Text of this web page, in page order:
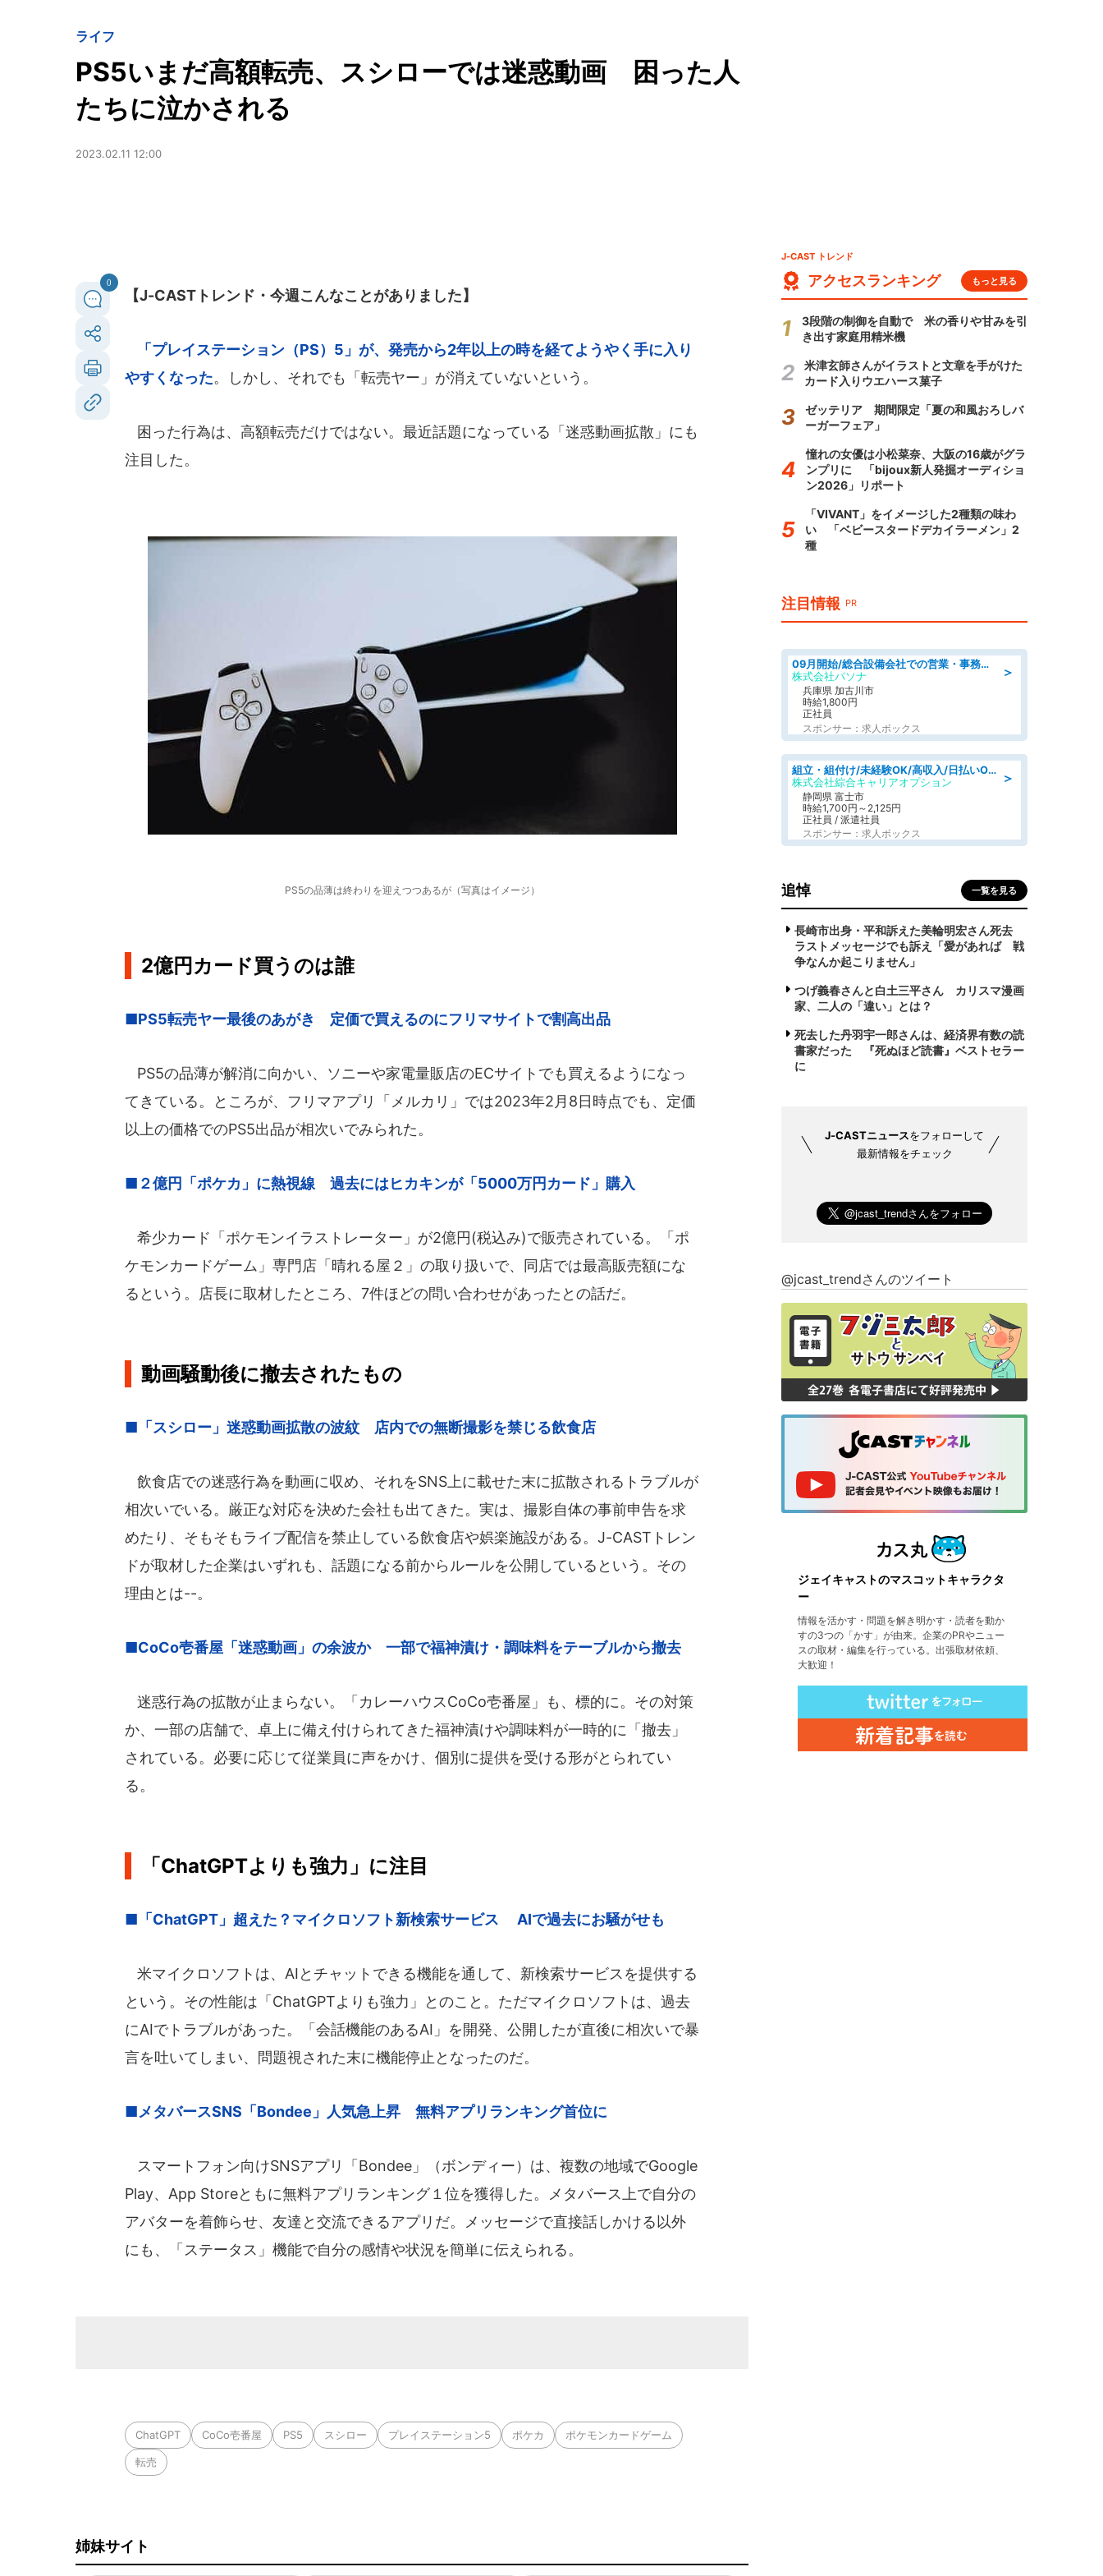
ライフ
PS5いまだ高額転売、スシローでは迷惑動画 困った人
たちに泣かされる
2023.02.11 12:00
0
【J-CASTトレンド・今週こんなことがありました】
「プレイステーション（PS）5」が、発売から2年以上の時を経てようやく手に入り
やすくなった。しかし、それでも「転売ヤー」が消えていないという。
困った行為は、高額転売だけではない。最近話題になっている「迷惑動画拡散」にも
注目した。
PS5の品薄は終わりを迎えつつあるが（写真はイメージ）
2億円カード買うのは誰
■PS5転売ヤー最後のあがき 定価で買えるのにフリマサイトで割高出品
PS5の品薄が解消に向かい、ソニーや家電量販店のECサイトでも買えるようになっ
てきている。ところが、フリマアプリ「メルカリ」では2023年2月8日時点でも、定価
以上の価格でのPS5出品が相次いでみられた。
■２億円「ポケカ」に熱視線 過去にはヒカキンが「5000万円カード」購入
希少カード「ポケモンイラストレーター」が2億円(税込み)で販売されている。「ポ
ケモンカードゲーム」専門店「晴れる屋２」の取り扱いで、同店では最高販売額にな
るという。店長に取材したところ、7件ほどの問い合わせがあったとの話だ。
動画騒動後に撤去されたもの
■「スシロー」迷惑動画拡散の波紋 店内での無断撮影を禁じる飲食店
飲食店での迷惑行為を動画に収め、それをSNS上に載せた末に拡散されるトラブルが
相次いでいる。厳正な対応を決めた会社も出てきた。実は、撮影自体の事前申告を求
めたり、そもそもライブ配信を禁止している飲食店や娯楽施設がある。J-CASTトレン
ドが取材した企業はいずれも、話題になる前からルールを公開しているという。その
理由とは--。
■CoCo壱番屋「迷惑動画」の余波か 一部で福神漬け・調味料をテーブルから撤去
迷惑行為の拡散が止まらない。「カレーハウスCoCo壱番屋」も、標的に。その対策
か、一部の店舗で、卓上に備え付けられてきた福神漬けや調味料が一時的に「撤去」
されている。必要に応じて従業員に声をかけ、個別に提供を受ける形がとられてい
る。
「ChatGPTよりも強力」に注目
■「ChatGPT」超えた？マイクロソフト新検索サービス AIで過去にお騒がせも
米マイクロソフトは、AIとチャットできる機能を通して、新検索サービスを提供する
という。その性能は「ChatGPTよりも強力」とのこと。ただマイクロソフトは、過去
にAIでトラブルがあった。「会話機能のあるAI」を開発、公開したが直後に相次いで暴
言を吐いてしまい、問題視された末に機能停止となったのだ。
■メタバースSNS「Bondee」人気急上昇 無料アプリランキング首位に
スマートフォン向けSNSアプリ「Bondee」（ボンディー）は、複数の地域でGoogle
Play、App Storeともに無料アプリランキング１位を獲得した。メタバース上で自分の
アバターを着飾らせ、友達と交流できるアプリだ。メッセージで直接話しかける以外
にも、「ステータス」機能で自分の感情や状況を簡単に伝えられる。
ChatGPT CoCo壱番屋 PS5 スシロー プレイステーション5 ポケカ ポケモンカードゲーム
転売
姉妹サイト
J-CAST トレンド
アクセスランキング もっと見る
3段階の制御を自動で 米の香りや甘みを引
き出す家庭用精米機
米津玄師さんがイラストと文章を手がけた
カード入りウエハース菓子
ゼッテリア 期間限定「夏の和風おろしバ
ーガーフェア」
憧れの女優は小松菜奈、大阪の16歳がグラ
ンプリに 「bijoux新人発掘オーディショ
ン2026」リポート
「VIVANT」をイメージした2種類の味わ
い 「ベビースタードデカイラーメン」2
種
注目情報 PR
＞
09月開始/総合設備会社での営業・事務のお仕事/車通勤可/賞与あり/営業/営業事務
株式会社パソナ
兵庫県 加古川市
時給1,800円
正社員
スポンサー：求人ボックス
＞
組立・組付け/未経験OK/高収入/日払いOK/寮費無料/交替制
株式会社綜合キャリアオプション
静岡県 富士市
時給1,700円～2,125円
正社員 / 派遣社員
スポンサー：求人ボックス
追悼 一覧を見る
長崎市出身・平和訴えた美輪明宏さん死去
ラストメッセージでも訴え「愛があれば 戦
争なんか起こりません」
つげ義春さんと白土三平さん カリスマ漫画
家、二人の「違い」とは？
死去した丹羽宇一郎さんは、経済界有数の読
書家だった 『死ぬほど読書』ベストセラー
に
J-CASTニュースをフォローして
最新情報をチェック
@jcast_trendさんのツイート
ジェイキャストのマスコットキャラクタ
ー
情報を活かす・問題を解き明かす・読者を動か
すの3つの「かす」が由来。企業のPRやニュー
スの取材・編集を行っている。出張取材依頼、
大歓迎！